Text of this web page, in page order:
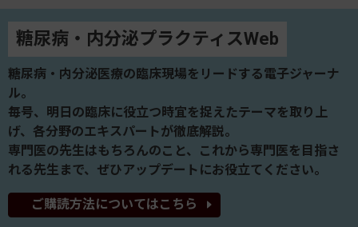
糖尿病・内分泌プラクティスWeb
糖尿病・内分泌医療の臨床現場をリードする電子ジャーナ
ル。
毎号、明日の臨床に役立つ時宜を捉えたテーマを取り上
げ、各分野のエキスパートが徹底解説。
専門医の先生はもちろんのこと、これから専門医を目指さ
れる先生まで、ぜひアップデートにお役立てください。
ご購読方法についてはこちら